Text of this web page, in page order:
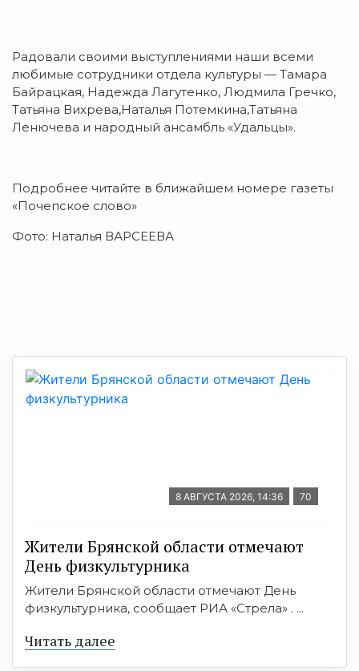
Радовали своими выступлениями наши всеми
любимые сотрудники отдела культуры — Тамара
Байрацкая, Надежда Лагутенко, Людмила Гречко,
Татьяна Вихрева,Наталья Потемкина,Татьяна
Ленючева и народный ансамбль «Удальцы».
Подробнее читайте в ближайшем номере газеты
«Почепское слово»
Фото: Наталья ВАРСЕЕВА
8 АВГУСТА 2026, 14:36 70
Жители Брянской области отмечают
День физкультурника
Жители Брянской области отмечают День
физкультурника, сообщает РИА «Стрела» . ...
Читать далее